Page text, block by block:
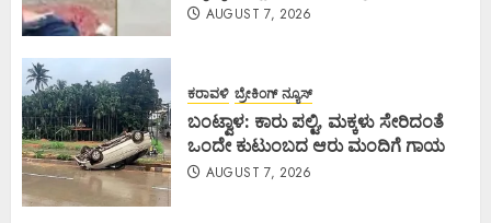
AUGUST 7, 2026
ಕರಾವಳಿ ಬ್ರೇಕಿಂಗ್ ನ್ಯೂಸ್
ಬಂಟ್ವಾಳ: ಕಾರು ಪಲ್ಟಿ, ಮಕ್ಕಳು ಸೇರಿದಂತೆ
ಒಂದೇ ಕುಟುಂಬದ ಆರು ಮಂದಿಗೆ ಗಾಯ
AUGUST 7, 2026